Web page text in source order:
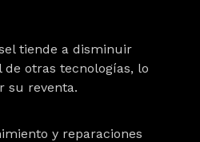
tiende a disminuir
de otras tecnologías, lo
su reventa.
y reparaciones